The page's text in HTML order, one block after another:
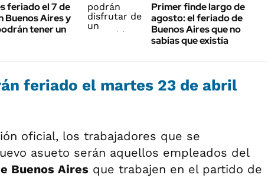
feriado el 7 de
Buenos Aires y
tener un
Primer finde largo de
agosto: el feriado de
Buenos Aires que no
sabías que existía
feriado el martes 23 de abril
oficial, los trabajadores que se
asueto serán aquellos empleados del
Buenos Aires que trabajen en el partido de